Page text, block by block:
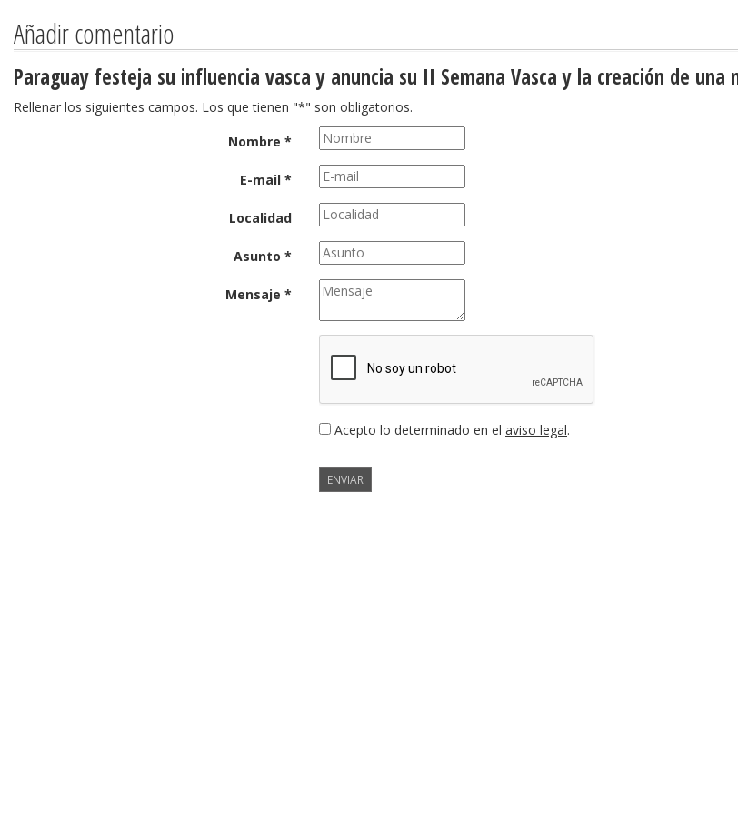
Añadir comentario
Paraguay festeja su influencia vasca y anuncia su II Semana Vasca y la creación de una
Rellenar los siguientes campos. Los que tienen "*" son obligatorios.
Nombre *
E-mail *
Localidad
Asunto *
Mensaje *
Acepto lo determinado en el aviso legal.
ENVIAR